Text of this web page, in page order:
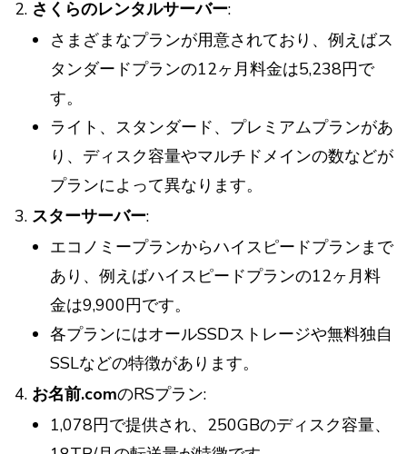
さくらのレンタルサーバー:
さまざまなプランが用意されており、例えばス
タンダードプランの12ヶ月料金は5,238円で
す。
ライト、スタンダード、プレミアムプランがあ
り、ディスク容量やマルチドメインの数などが
プランによって異なります。
スターサーバー:
エコノミープランからハイスピードプランまで
あり、例えばハイスピードプランの12ヶ月料
金は9,900円です。
各プランにはオールSSDストレージや無料独自
SSLなどの特徴があります。
お名前.comのRSプラン:
1,078円で提供され、250GBのディスク容量、